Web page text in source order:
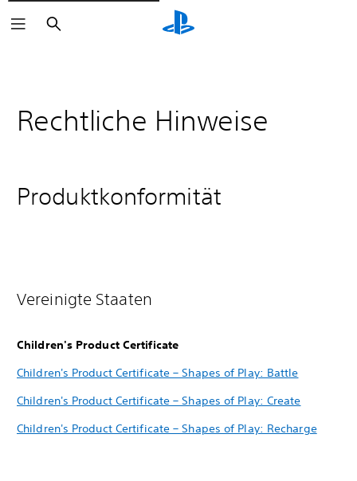
Suchen
Rechtliche Hinweise
Produktkonformität
Vereinigte Staaten
Children's Product Certificate
Children's Product Certificate – Shapes of Play: Battle
Children's Product Certificate – Shapes of Play: Create
Children's Product Certificate – Shapes of Play: Recharge